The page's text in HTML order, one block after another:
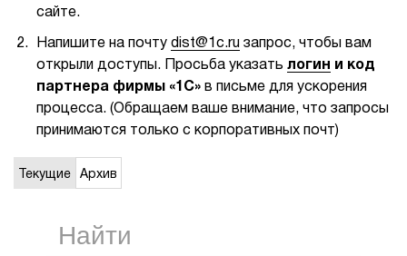
Вендоры
Партнерам
События
Сервисы для партнеров
сайте.
Напишите на почту dist@1c.ru запрос, чтобы вам
открыли доступы. Просьба указать логин
и код
партнера фирмы «1С» в письме для ускорения
процесса. (Обращаем ваше внимание, что запросы
принимаются только с корпоративных почт)
Текущие Архив